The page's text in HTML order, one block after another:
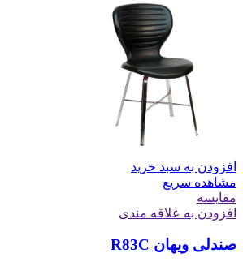
افزودن به سبد خرید
مشاهده سریع
مقایسه
افزودن به علاقه مندی
صندلی ویهان R83C